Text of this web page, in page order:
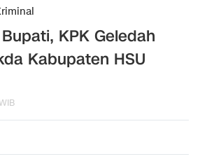
KPK Geledah
Kabupaten HSU